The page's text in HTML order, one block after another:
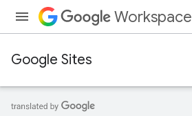
Workspace
Google Sites